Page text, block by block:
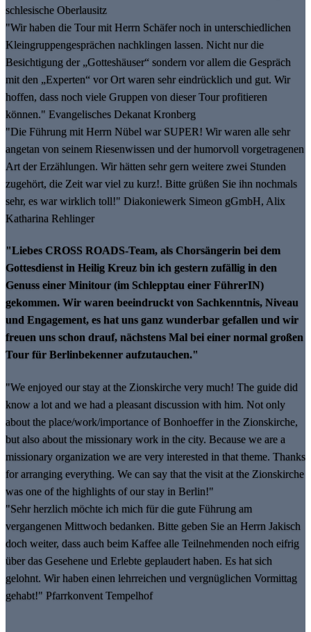
schlesische Oberlausitz
"Wir haben die Tour mit Herrn Schäfer noch in unterschiedlichen
Kleingruppengesprächen nachklingen lassen. Nicht nur die
Besichtigung der „Gotteshäuser“ sondern vor allem die Gespräch
mit den „Experten“ vor Ort waren sehr eindrücklich und gut. Wir
hoffen, dass noch viele Gruppen von dieser Tour profitieren
können." Evangelisches Dekanat Kronberg
"Die Führung mit Herrn Nübel war SUPER! Wir waren alle sehr
angetan von seinem Riesenwissen und der humorvoll vorgetragenen
Art der Erzählungen. Wir hätten sehr gern weitere zwei Stunden
zugehört, die Zeit war viel zu kurz!. Bitte grüßen Sie ihn nochmals
sehr, es war wirklich toll!" Diakoniewerk Simeon gGmbH, Alix
Katharina Rehlinger
"Liebes CROSS ROADS-Team, als Chorsängerin bei dem
Gottesdienst in Heilig Kreuz bin ich gestern zufällig in den
Genuss einer Minitour (im Schlepptau einer FührerIN)
gekommen. Wir waren beeindruckt von Sachkenntnis, Niveau
und Engagement, es hat uns ganz wunderbar gefallen und wir
freuen uns schon drauf, nächstens Mal bei einer normal großen
Tour für Berlinbekenner aufzutauchen."
"We enjoyed our stay at the Zionskirche very much! The guide did
know a lot and we had a pleasant discussion with him. Not only
about the place/work/importance of Bonhoeffer in the Zionskirche,
but also about the missionary work in the city. Because we are a
missionary organization we are very interested in that theme. Thanks
for arranging everything. We can say that the visit at the Zionskirche
was one of the highlights of our stay in Berlin!"
"Sehr herzlich möchte ich mich für die gute Führung am
vergangenen Mittwoch bedanken. Bitte geben Sie an Herrn Jakisch
doch weiter, dass auch beim Kaffee alle Teilnehmenden noch eifrig
über das Gesehene und Erlebte geplaudert haben. Es hat sich
gelohnt. Wir haben einen lehrreichen und vergnüglichen Vormittag
gehabt!" Pfarrkonvent Tempelhof